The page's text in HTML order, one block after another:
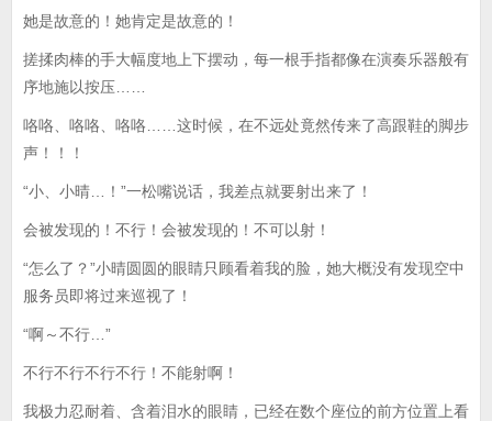
她是故意的！她肯定是故意的！
搓揉肉棒的手大幅度地上下摆动，每一根手指都像在演奏乐器般有
序地施以按压……
咯咯、咯咯、咯咯……这时候，在不远处竟然传来了高跟鞋的脚步
声！！！
“小、小晴…！”一松嘴说话，我差点就要射出来了！
会被发现的！不行！会被发现的！不可以射！
“怎么了？”小晴圆圆的眼睛只顾看着我的脸，她大概没有发现空中
服务员即将过来巡视了！
“啊～不行…”
不行不行不行不行！不能射啊！
我极力忍耐着、含着泪水的眼睛，已经在数个座位的前方位置上看